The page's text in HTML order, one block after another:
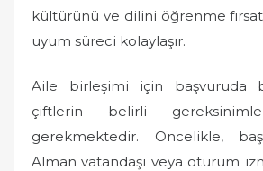
kültürünü ve dilini öğrenme
uyum süreci kolaylaşır.
Aile birleşimi için başvuruda
çiftlerin belirli
gerekmektedir. Öncelikle,
Alman vatandaşı veya oturum